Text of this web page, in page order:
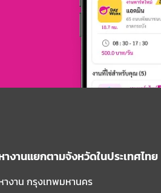
างานแยกตามจังหวัดในประเทศไทย
างาน กรุงเทพมหานคร